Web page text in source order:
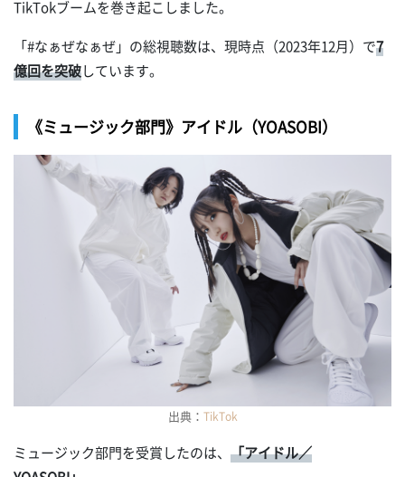
TikTokブームを巻き起こしました。
「#なぁぜなぁぜ」の総視聴数は、現時点（2023年12月）で7
億回を突破しています。
《ミュージック部門》アイドル（YOASOBI）
出典： TikTok
ミュージック部門を受賞したのは、 「アイドル／